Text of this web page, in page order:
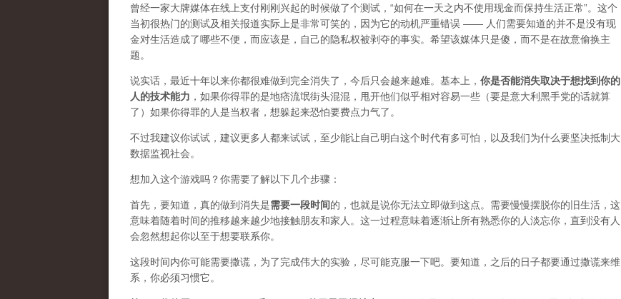
曾经一家大牌媒体在线上支付刚刚兴起的时候做了个测试，“如何在一天之内不使用现金而保持生活正常”。这个
当初很热门的测试及相关报道实际上是非常可笑的，因为它的动机严重错误 —— 人们需要知道的并不是没有现
金对生活造成了哪些不便，而应该是，自己的隐私权被剥夺的事实。希望该媒体只是傻，而不是在故意偷换主
题。
说实话，最近十年以来你都很难做到完全消失了，今后只会越来越难。基本上， 你是否能消失取决于想找到你的
人的技术能力 ，如果你得罪的是地痞流氓街头混混，甩开他们似乎相对容易一些（要是意大利黑手党的话就算
了）如果你得罪的人是当权者，想躲起来恐怕要费点力气了。
不过我建议你试试，建议更多人都来试试，至少能让自己明白这个时代有多可怕，以及我们为什么要坚决抵制大
数据监视社会。
想加入这个游戏吗？你需要了解以下几个步骤：
首先，要知道，真的做到消失是需要一段时间的，也就是说你无法立即做到这点。需要慢慢摆脱你的旧生活，这
意味着随着时间的推移越来越少地接触朋友和家人。这一过程意味着逐渐让所有熟悉你的人淡忘你，直到没有人
会忽然想起你以至于想要联系你。
这段时间内你可能需要撒谎 ，为了完成伟大的实验，尽可能克服一下吧。要知道，之后的日子都要通过撒谎来维
系，你必须习惯它。